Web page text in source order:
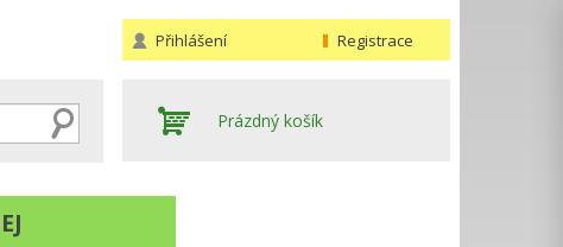
Přihlášení Registrace
Prázdný košík